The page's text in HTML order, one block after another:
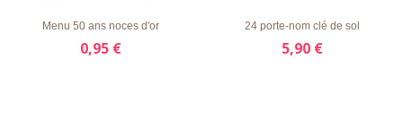
Menu 50 ans noces d'or
0,95 €
24 porte-nom clé de sol
5,90 €